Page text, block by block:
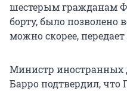
шестерым гражданам
борту, было позволено
можно скорее, передает
Министр
Барро подтвердил, что